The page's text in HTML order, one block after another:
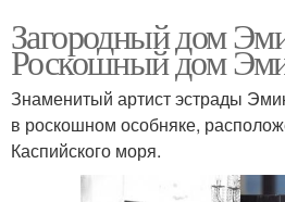
Загородный дом
Роскошный дом
Знаменитый артист эстрады
в роскошном особняке,
Каспийского моря.